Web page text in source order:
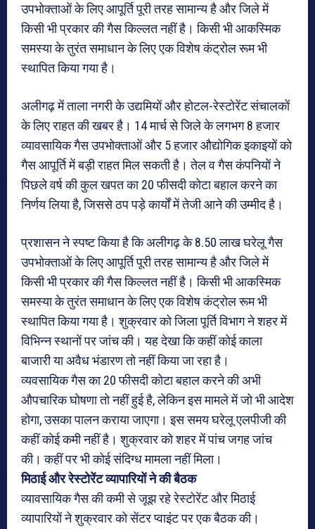
उपभोक्ताओं के लिए आपूर्ति पूरी तरह सामान्य है और जिले में
किसी भी प्रकार की गैस किल्लत नहीं है। किसी भी आकस्मिक
समस्या के तुरंत समाधान के लिए एक विशेष कंट्रोल रूम भी
स्थापित किया गया है।
अलीगढ़ में ताला नगरी के उद्यमियों और होटल-रेस्टोरेंट संचालकों
के लिए राहत की खबर है। 14 मार्च से जिले के लगभग 8 हजार
व्यावसायिक गैस उपभोक्ताओं और 5 हजार औद्योगिक इकाइयों को
गैस आपूर्ति में बड़ी राहत मिल सकती है। तेल व गैस कंपनियों ने
पिछले वर्ष की कुल खपत का 20 फीसदी कोटा बहाल करने का
निर्णय लिया है, जिससे ठप पड़े कार्यों में तेजी आने की उम्मीद है।
प्रशासन ने स्पष्ट किया है कि अलीगढ़ के 8.50 लाख घरेलू गैस
उपभोक्ताओं के लिए आपूर्ति पूरी तरह सामान्य है और जिले में
किसी भी प्रकार की गैस किल्लत नहीं है। किसी भी आकस्मिक
समस्या के तुरंत समाधान के लिए एक विशेष कंट्रोल रूम भी
स्थापित किया गया है। शुक्रवार को जिला पूर्ति विभाग ने शहर में
विभिन्न स्थानों पर जांच की। यह देखा कि कहीं कोई काला
बाजारी या अवैध भंडारण तो नहीं किया जा रहा है।
व्यवसायिक गैस का 20 फीसदी कोटा बहाल करने की अभी
औपचारिक घोषणा तो नहीं हुई है, लेकिन इस मामले में जो भी आदेश
होगा, उसका पालन कराया जाएगा। इस समय घरेलू एलपीजी की
कहीं कोई कमी नहीं है। शुक्रवार को शहर में पांच जगह जांच
की। कहीं पर भी कोई संदिग्ध मामला नहीं मिला।
मिठाई और रेस्टोरेंट व्यापारियों ने की बैठक
व्यावसायिक गैस की कमी से जूझ रहे रेस्टोरेंट और मिठाई
व्यापारियों ने शुक्रवार को सेंटर प्वाइंट पर एक बैठक की।